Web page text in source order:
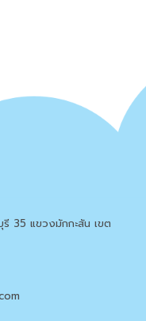
35 แขวงมักกะสัน เขต